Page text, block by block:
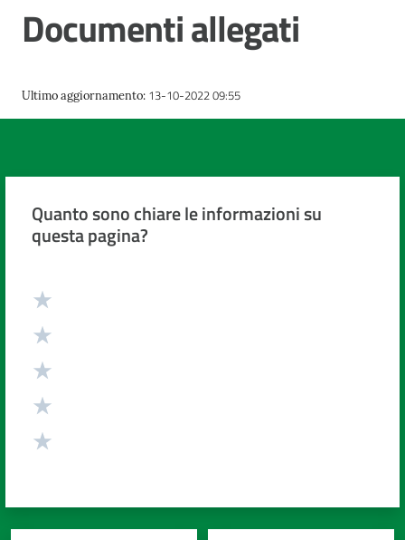
e
percorsi
Come
Strutture
territorio
Documenti allegati
Ultimo aggiornamento: 13-10-2022 09:55
Quanto sono chiare le informazioni su
questa pagina?